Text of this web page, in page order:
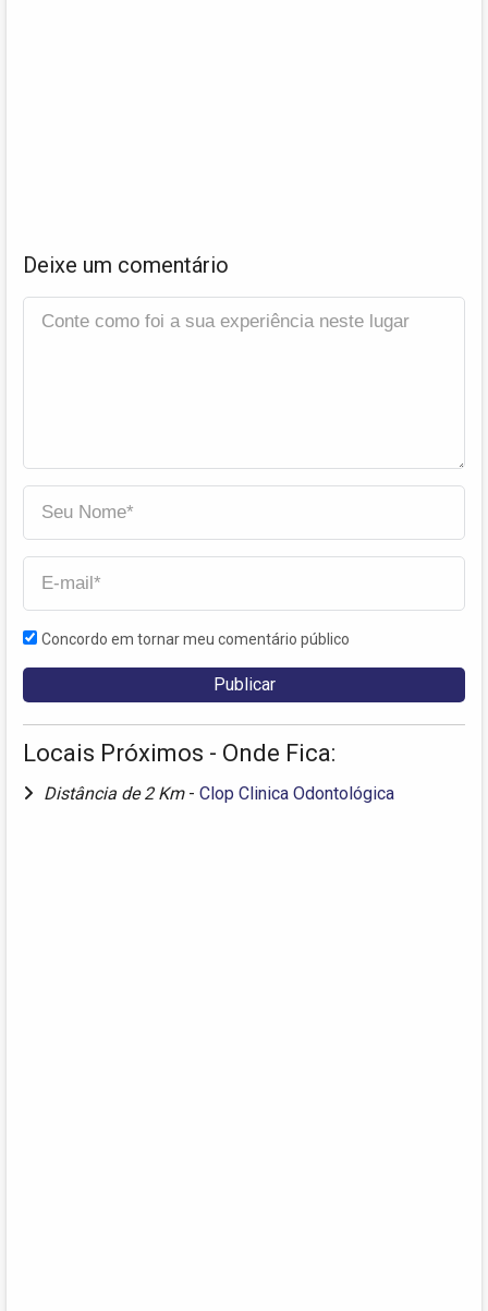
Deixe um comentário
Concordo em tornar meu comentário público
Locais Próximos - Onde Fica:
Distância de 2 Km - Clop Clinica Odontológica